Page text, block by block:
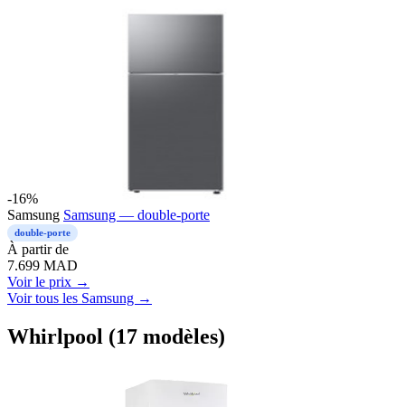
-16%
Samsung Samsung — double-porte
double-porte
À partir de
7.699 MAD
Voir le prix →
Voir tous les Samsung →
Whirlpool (17 modèles)